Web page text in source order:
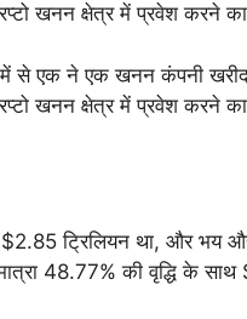
खनन क्षेत्र में प्रवेश करने का
में से एक ने एक खनन कंपनी
खनन क्षेत्र में प्रवेश करने का
$2.85 ट्रिलियन था, और भय
48.77% की वृद्धि के